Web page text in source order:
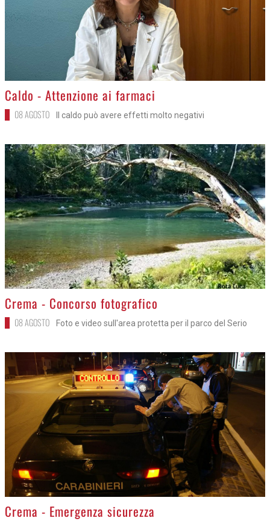
>
Caldo - Attenzione ai farmaci
08 AGOSTO Il caldo può avere effetti molto negativi
>
Crema - Concorso fotografico
08 AGOSTO Foto e video sull'area protetta per il parco del Serio
>
Crema - Emergenza sicurezza